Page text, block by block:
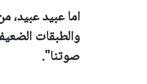
اما عبيد عبيد،
والطبقات
صوتنا".